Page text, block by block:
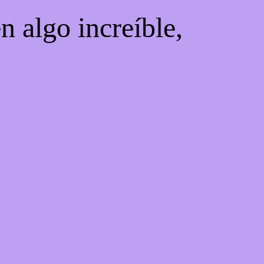
algo increíble,